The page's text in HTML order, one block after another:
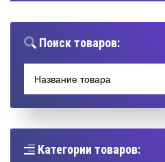
Поиск товаров:
Категории товаров: